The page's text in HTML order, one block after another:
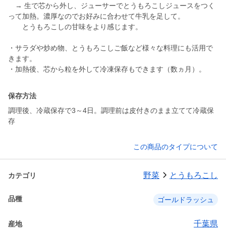
→ 生で芯から外し、ジューサーでとうもろこしジュースをつく
って加熱。濃厚なのでお好みに合わせて牛乳を足して。
とうもろこしの甘味をより感じます。
・サラダや炒め物、とうもろこしご飯など様々な料理にも活用で
きます。
保存方法
調理後、冷蔵保存で3～4日。調理前は皮付きのまま立てて冷蔵保
存
この商品のタイプについて
カテゴリ 野菜 とうもろこし
品種 ゴールドラッシュ
産地 千葉県